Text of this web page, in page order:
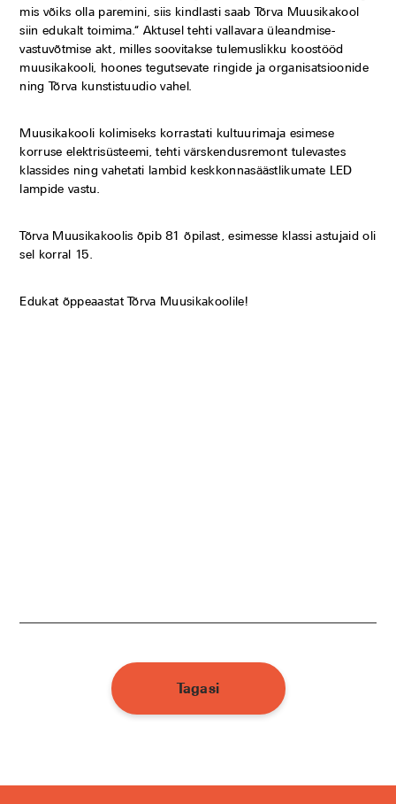
mis võiks olla paremini, siis kindlasti saab Tõrva Muusikakool
siin edukalt toimima.“ Aktusel tehti vallavara üleandmise-
vastuvõtmise akt, milles soovitakse tulemuslikku koostööd
muusikakooli, hoones tegutsevate ringide ja organisatsioonide
ning Tõrva kunstistuudio vahel.
Muusikakooli kolimiseks korrastati kultuurimaja esimese
korruse elektrisüsteemi, tehti värskendusremont tulevastes
klassides ning vahetati lambid keskkonnasäästlikumate LED
lampide vastu.
Tõrva Muusikakoolis õpib 81 õpilast, esimesse klassi astujaid oli
sel korral 15.
Edukat õppeaastat Tõrva Muusikakoolile!
Tagasi